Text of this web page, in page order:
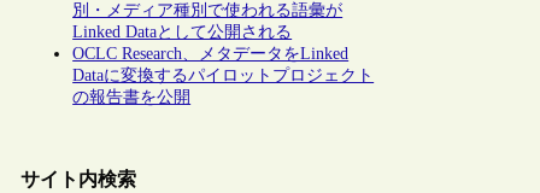
別・メディア種別で使われる語彙が
Linked Dataとして公開される
OCLC Research、メタデータをLinked
Dataに変換するパイロットプロジェクト
の報告書を公開
サイト内検索